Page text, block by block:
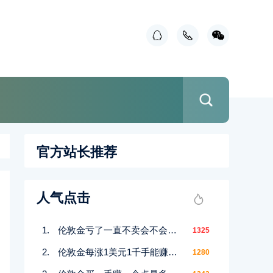
官方站长推荐
人气点击
伦敦金亏了一直不卖会不会赚回来 1325
伦敦金每涨1美元1千手能赚多少 1280